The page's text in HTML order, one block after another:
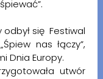
się Festiwal
nas łączy”,
Dnia Europy.
utwór